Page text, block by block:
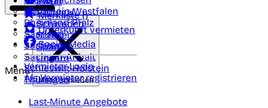
Nordrhein-Westfalen
Rheinland Pfalz
Saarland
Sachsen
Sachsen-Anhalt
Schleswig-Holstein
Thüringen
Portugal
Schweden
Schweiz
Spanien
Ungarn
Merkliste ()
Unterkunft vermieten
Social Media
Vermieter-Login
Als Vermieter registrieren
Menü
Menü schließen
Last-Minute Angebote